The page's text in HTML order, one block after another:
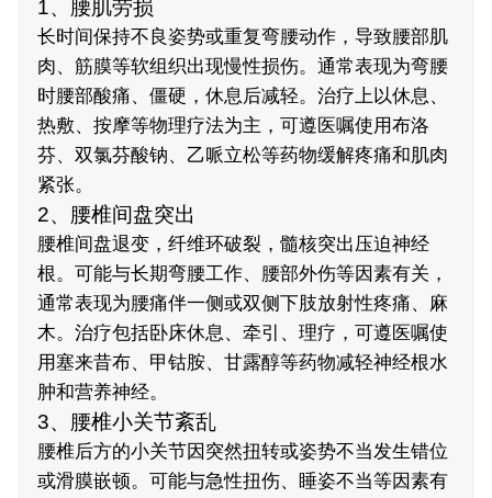
1、腰肌劳损
长时间保持不良姿势或重复弯腰动作，导致腰部肌
肉、筋膜等软组织出现慢性损伤。通常表现为弯腰
时腰部酸痛、僵硬，休息后减轻。治疗上以休息、
热敷、按摩等物理疗法为主，可遵医嘱使用布洛
芬、双氯芬酸钠、乙哌立松等药物缓解疼痛和肌肉
紧张。
2、腰椎间盘突出
腰椎间盘退变，纤维环破裂，髓核突出压迫神经
根。可能与长期弯腰工作、腰部外伤等因素有关，
通常表现为腰痛伴一侧或双侧下肢放射性疼痛、麻
木。治疗包括卧床休息、牵引、理疗，可遵医嘱使
用塞来昔布、甲钴胺、甘露醇等药物减轻神经根水
肿和营养神经。
3、腰椎小关节紊乱
腰椎后方的小关节因突然扭转或姿势不当发生错位
或滑膜嵌顿。可能与急性扭伤、睡姿不当等因素有